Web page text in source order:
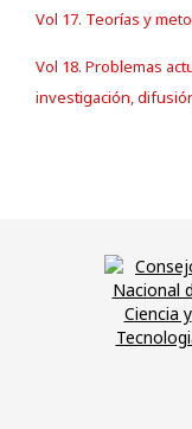
Vol 17. Teorías y
Vol 18. Problemas
investigación,